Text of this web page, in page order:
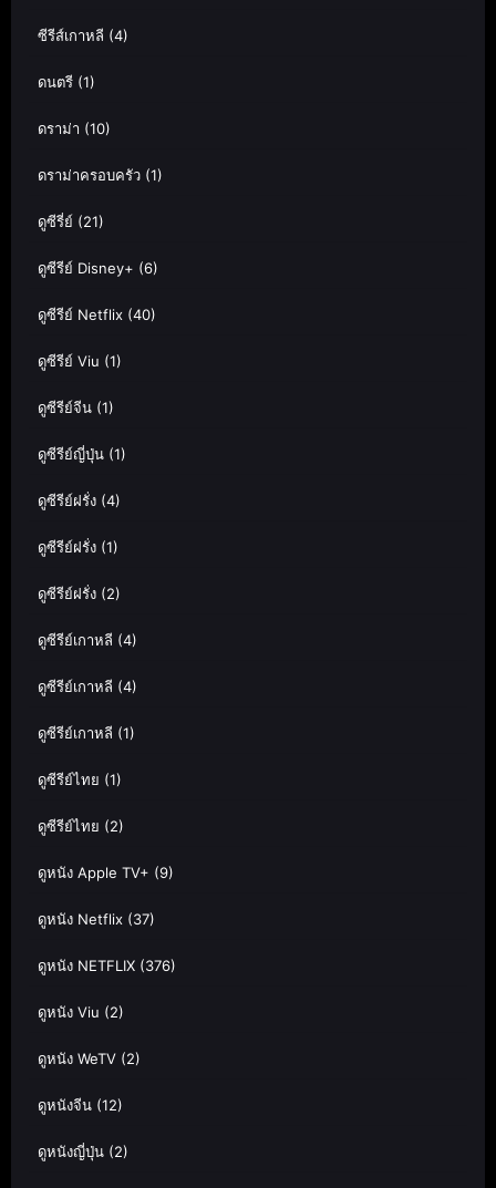
ซีรีส์เกาหลี (4)
ดนตรี (1)
ดราม่า (10)
ดราม่าครอบครัว (1)
ดูซีรี่ย์ (21)
ดูซีรีย์ Disney+ (6)
ดูซีรีย์ Netflix (40)
ดูซีรีย์ Viu (1)
ดูซีรีย์จีน (1)
ดูซีรีย์ญี่ปุ่น (1)
ดูซีรีย์ฝรั่ง (4)
ดูซีรีย์ฝรั่ง (1)
ดูซีรีย์ฝรั่ง (2)
ดูซีรีย์เกาหลี (4)
ดูซีรีย์เกาหลี (4)
ดูซีรีย์เกาหลี (1)
ดูซีรีย์ไทย (1)
ดูซีรีย์ไทย (2)
ดูหนัง Apple TV+ (9)
ดูหนัง Netflix (37)
ดูหนัง NETFLIX (376)
ดูหนัง Viu (2)
ดูหนัง WeTV (2)
ดูหนังจีน (12)
ดูหนังญี่ปุ่น (2)